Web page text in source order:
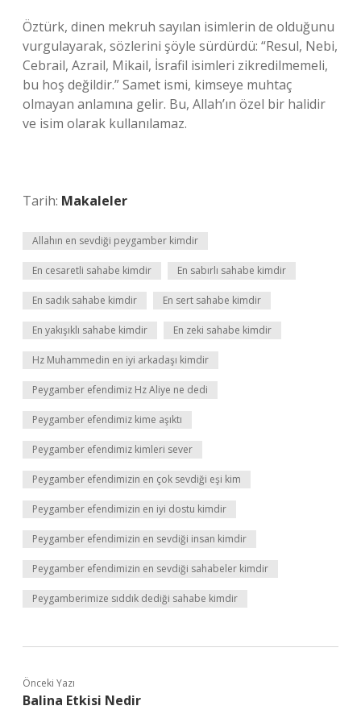
Öztürk, dinen mekruh sayılan isimlerin de olduğunu
vurgulayarak, sözlerini şöyle sürdürdü: “Resul, Nebi,
Cebrail, Azrail, Mikail, İsrafil isimleri zikredilmemeli,
bu hoş değildir.” Samet ismi, kimseye muhtaç
olmayan anlamına gelir. Bu, Allah’ın özel bir halidir
ve isim olarak kullanılamaz.
Tarih: Makaleler
Allahın en sevdiği peygamber kimdir
En cesaretli sahabe kimdir En sabırlı sahabe kimdir
En sadık sahabe kimdir En sert sahabe kimdir
En yakışıklı sahabe kimdir En zeki sahabe kimdir
Hz Muhammedin en iyi arkadaşı kimdir
Peygamber efendimiz Hz Aliye ne dedi
Peygamber efendimiz kime aşıktı
Peygamber efendimiz kimleri sever
Peygamber efendimizin en çok sevdiği eşi kim
Peygamber efendimizin en iyi dostu kimdir
Peygamber efendimizin en sevdiği insan kimdir
Peygamber efendimizin en sevdiği sahabeler kimdir
Peygamberimize sıddık dediği sahabe kimdir
Önceki Yazı
Balina Etkisi Nedir